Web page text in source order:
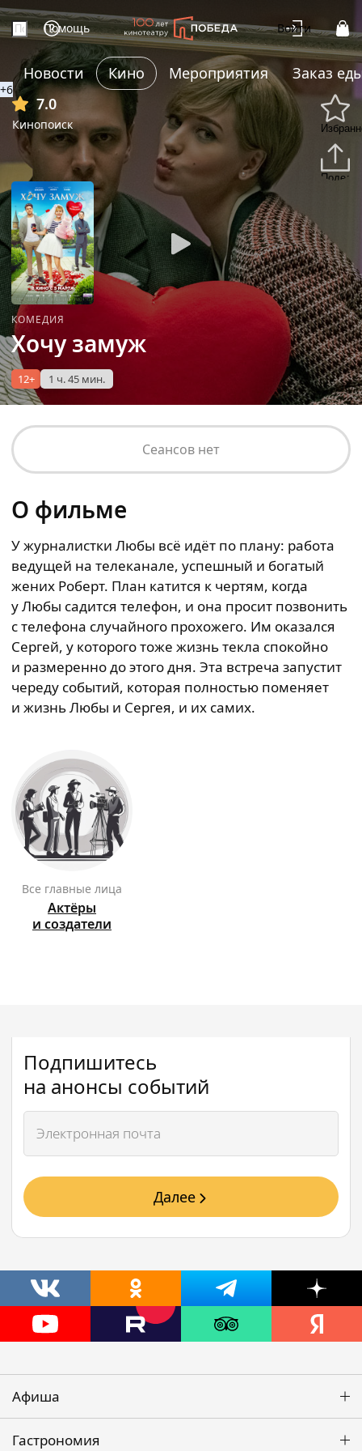
Помощь Войти
Новости Кино Мероприятия
Заказ
7.0
Кинопоиск
+6
КОМЕДИЯ
Хочу замуж
12+ 1 ч. 45 мин.
Сеансов нет
О фильме
У журналистки Любы всё идёт по плану: работа
ведущей на телеканале, успешный и богатый
жених Роберт. План катится к чертям, когда
у Любы садится телефон, и она просит позвонить
с телефона случайного прохожего. Им оказался
Сергей, у которого тоже жизнь текла спокойно
и размеренно до этого дня. Эта встреча запустит
череду событий, которая полностью поменяет
и жизнь Любы и Сергея, и их самих.
Все главные лица
Актёры
и создатели
Подпишитесь
на анонсы событий
Далее
Афиша
Гастрономия